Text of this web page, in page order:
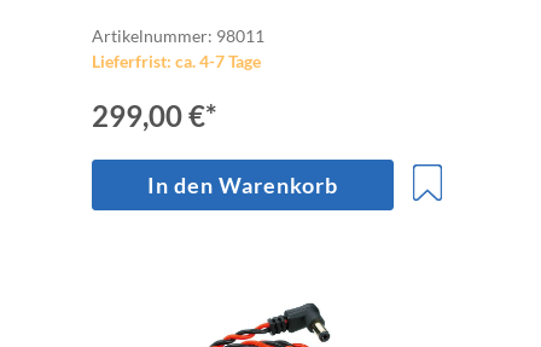
Artikelnummer: 98011
Lieferfrist: ca. 4-7 Tage
299,00 €*
In den Warenkorb